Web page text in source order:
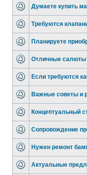
Думаете купить
Требуются
Планируете
Отличные салюты
Если требуются
Важные советы и
Концептуальный
Сопровождение
Нужен ремонт
Актуальные